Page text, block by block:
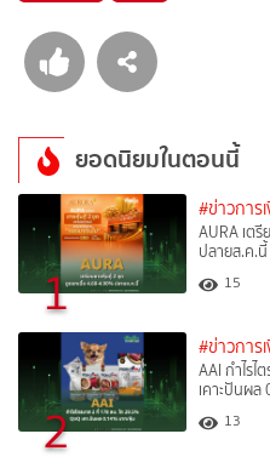
ยอดนิยมในตอนนี้
1
#ข่าวการ
AURA เต
ปลายส.ค.นี้
15
2
#ข่าวการ
AAI กำไร
เคาะปันผ
13